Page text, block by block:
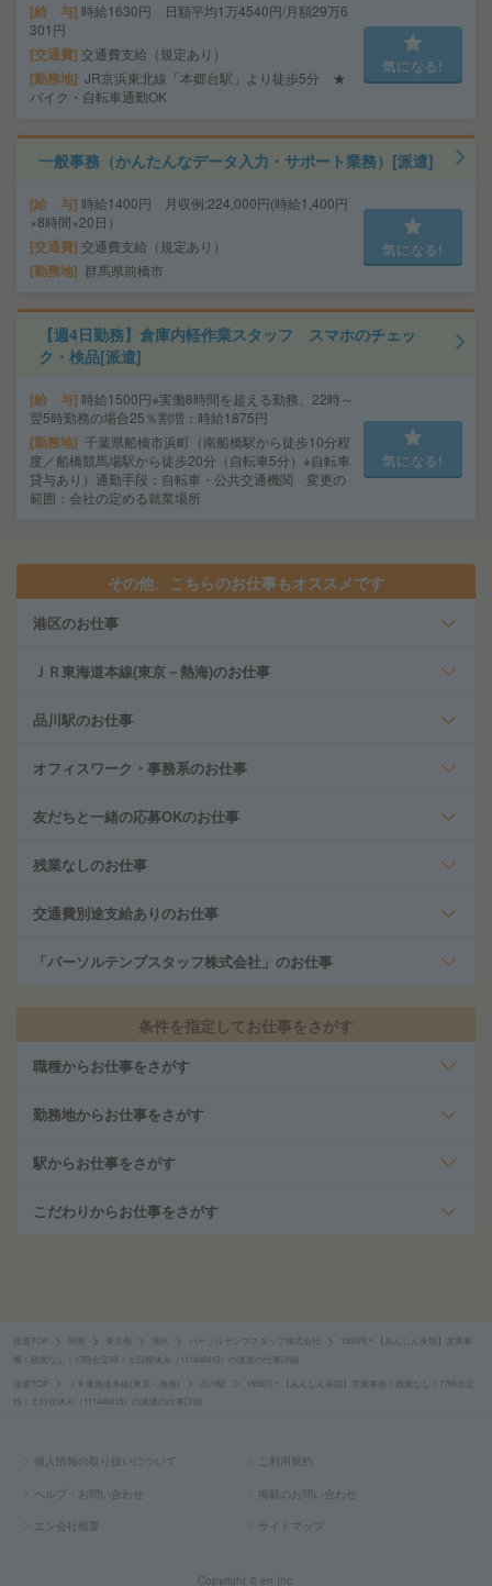
給 与 時給1630円 日額平均1万4540円/月額29万6
301円
交通費 交通費支給（規定あり）
勤務地 JR京浜東北線「本郷台駅」より徒歩5分 ★
バイク・自転車通勤OK
気になる!
一般事務（かんたんなデータ入力・サポート業務）[派遣]
給 与 時給1400円 月収例:224,000円(時給1,400円
×8時間×20日）
交通費 交通費支給（規定あり）
勤務地 群馬県前橋市
気になる!
【週4日勤務】倉庫内軽作業スタッフ スマホのチェッ
ク・検品[派遣]
給 与 時給1500円※実働8時間を超える勤務、22時～
翌5時勤務の場合25％割増：時給1875円
勤務地 千葉県船橋市浜町（南船橋駅から徒歩10分程
度／船橋競馬場駅から徒歩20分（自転車5分）※自転車
貸与あり）通勤手段：自転車・公共交通機関 変更の
範囲：会社の定める就業場所
気になる!
その他、こちらのお仕事もオススメです
港区のお仕事
ＪＲ東海道本線(東京－熱海)のお仕事
品川駅のお仕事
オフィスワーク・事務系のお仕事
友だちと一緒の応募OKのお仕事
残業なしのお仕事
交通費別途支給ありのお仕事
「パーソルテンプスタッフ株式会社」のお仕事
条件を指定してお仕事をさがす
職種からお仕事をさがす
勤務地からお仕事をさがす
駅からお仕事をさがす
こだわりからお仕事をさがす
派遣TOP 東京都 港区 パーソルテンプスタッフ株式会社
1850円＊【あんしん長期】営業事
務！残業なし！17時台定時！土日祝休み（111446415）の派遣の仕事詳細
派遣TOP ＪＲ東海道本線(東京－熱海) 品川駅
1850円＊【あんしん長期】営業事務！残業なし！17時台定
時！土日祝休み（111446415）の派遣の仕事詳細
個人情報の取り扱いについて ご利用規約
ヘルプ・お問い合わせ 掲載のお問い合わせ
エン会社概要 サイトマップ
Copyright © en Inc.